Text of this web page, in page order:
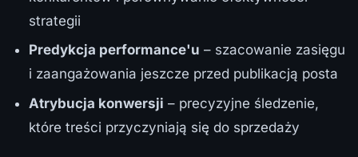
strategii
Predykcja performance'u – szacowanie zasięgu
i zaangażowania jeszcze przed publikacją posta
Atrybucja konwersji – precyzyjne śledzenie,
które treści przyczyniają się do sprzedaży